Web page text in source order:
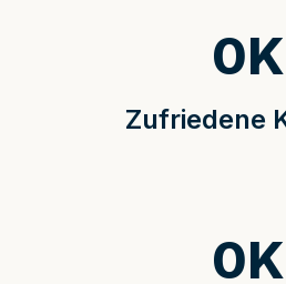
Zufriedene
0K
0K